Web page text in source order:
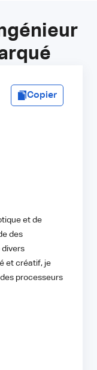
Copier
et de
des
et créatif, je
processeurs